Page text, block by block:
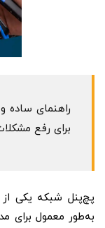
راهنمای ساده
برای رفع
پچ‌پنل شبکه یکی
به‌طور معمول برای